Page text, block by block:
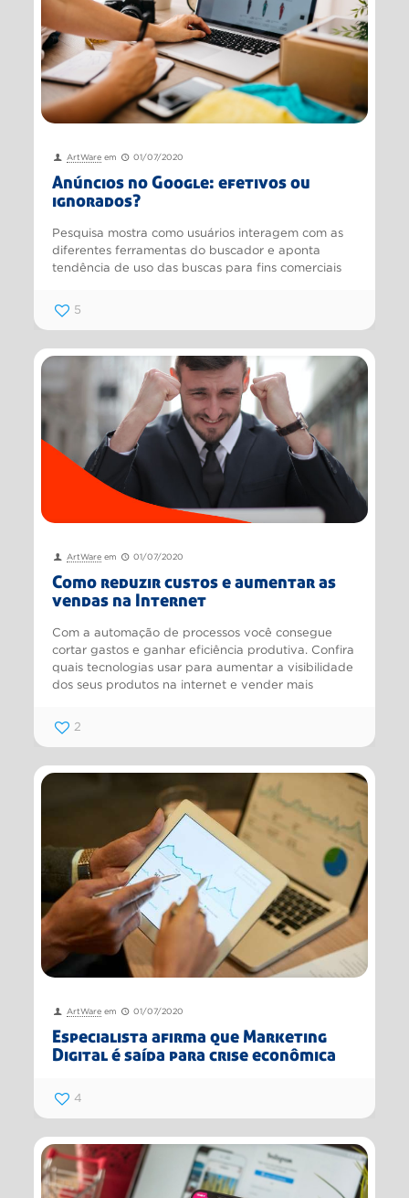
ArtWare em 01/07/2020
Anúncios no Google: efetivos ou
ignorados?
Pesquisa mostra como usuários interagem com as
diferentes ferramentas do buscador e aponta
tendência de uso das buscas para fins comerciais
5
ArtWare em 01/07/2020
Como reduzir custos e aumentar as
vendas na Internet
Com a automação de processos você consegue
cortar gastos e ganhar eficiência produtiva. Confira
quais tecnologias usar para aumentar a visibilidade
dos seus produtos na internet e vender mais
2
ArtWare em 01/07/2020
Especialista afirma que Marketing
Digital é saída para crise econômica
4